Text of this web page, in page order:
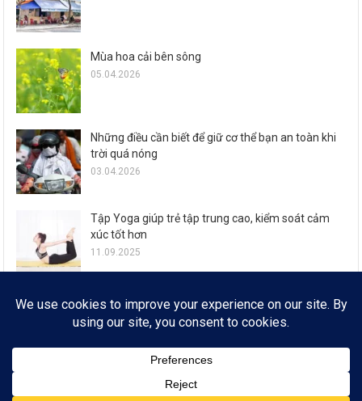
Mùa hoa cải bên sông
05.04.2026
Những điều cần biết để giữ cơ thể bạn an toàn khi
trời quá nóng
03.04.2026
Tập Yoga giúp trẻ tập trung cao, kiểm soát cảm
xúc tốt hơn
11.09.2025
Zalo ra mắt loạt tính năng đón Tết Ất Tỵ cho 77,6
triệu người dùng
* SỔ TAY CÔNG NGHỆ * EMAIL: